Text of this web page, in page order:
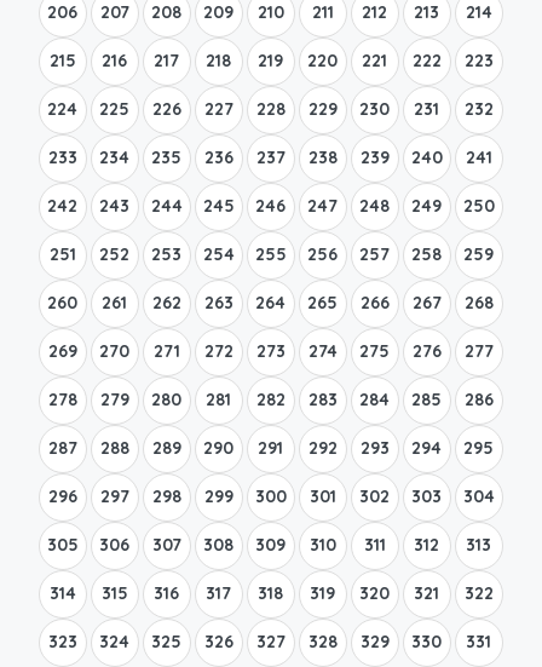
206 207 208 209 210 211 212 213 214
215 216 217 218 219 220 221 222 223
224 225 226 227 228 229 230 231 232
233 234 235 236 237 238 239 240 241
242 243 244 245 246 247 248 249 250
251 252 253 254 255 256 257 258 259
260 261 262 263 264 265 266 267 268
269 270 271 272 273 274 275 276 277
278 279 280 281 282 283 284 285 286
287 288 289 290 291 292 293 294 295
296 297 298 299 300 301 302 303 304
305 306 307 308 309 310 311 312 313
314 315 316 317 318 319 320 321 322
323 324 325 326 327 328 329 330 331